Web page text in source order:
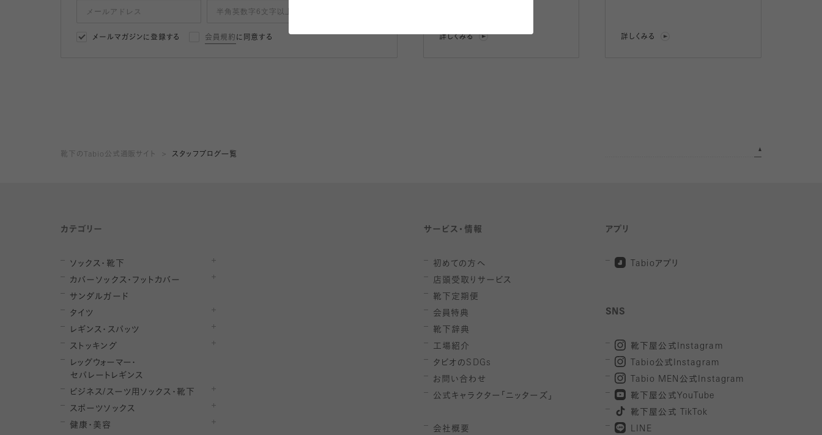
メールマガジンに登録する 会員規約 に同意する 詳しくみる 詳しくみる
靴下のTabio公式通販サイト スタッフブログ一覧
カテゴリー
ソックス・靴下
カバーソックス・フットカバー
サンダルガード
タイツ
レギンス・スパッツ
ストッキング
レッ グ ウォ ー マ ー ・
セ パレー ト レ ギン ス
ビジネス/スーツ用 ソックス・靴下
スポーツソックス
健康・美容
サービス・情報
初めての方へ
店頭受取りサービス
靴下定期便
会員特典
靴下辞典
工場紹介
タビオの SDGs
お問い合わせ
公式キャラクター「ニッターズ」
会社概要
アプリ
Tabio アプリ
SNS
靴下屋公式 Instagram
Tabio 公式 Instagram
Tabio MEN 公式 Instagram
靴下屋公式 YouTube
靴下屋公式
TikTok
LINE